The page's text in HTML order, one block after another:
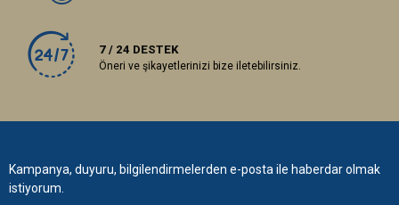
7 / 24 DESTEK
Öneri ve şikayetlerinizi bize iletebilirsiniz.
Kampanya, duyuru, bilgilendirmelerden e-posta ile haberdar olmak
istiyorum.